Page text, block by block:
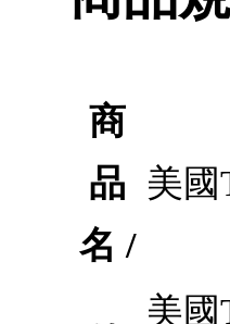
商
品
名 /
美國
美